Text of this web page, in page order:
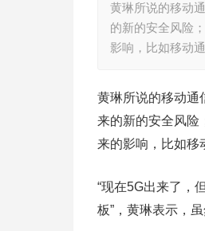
黄琳所说的移动
的新的安全风险
影响，比如移动
黄琳所说的移动通
来的新的安全风险
来的影响，比如移
“现在5G出来了，
板”，黄琳表示，